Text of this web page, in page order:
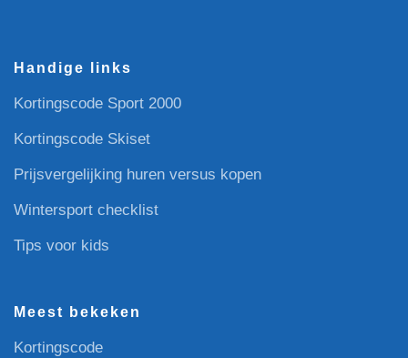
Handige links
Kortingscode Sport 2000
Kortingscode Skiset
Prijsvergelijking huren versus kopen
Wintersport checklist
Tips voor kids
Meest bekeken
Kortingscode